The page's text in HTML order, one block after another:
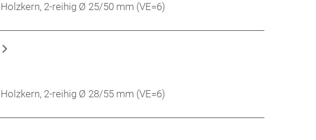
2-reihig Ø 25/50 mm (VE=6)
2-reihig Ø 28/55 mm (VE=6)